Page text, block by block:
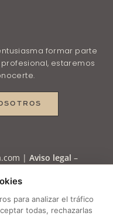
formar parte
estaremos
|Aviso legal –
Configurar cookies
para analizar el tráfico
todas, rechazarlas